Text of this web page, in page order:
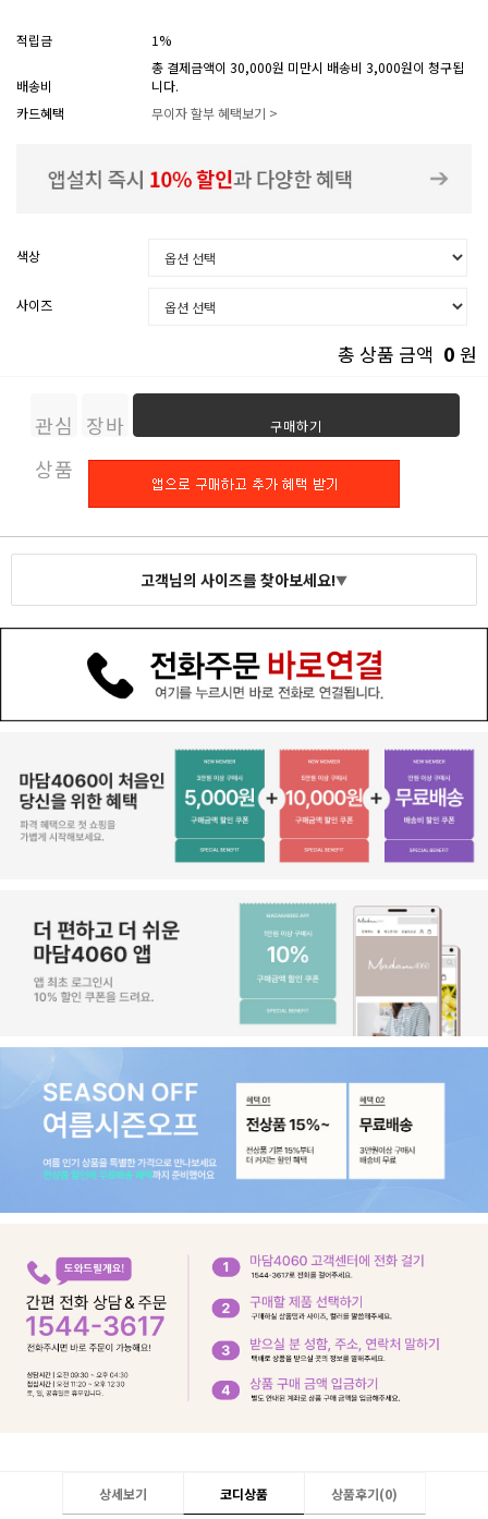
적립금 1%
배송비
총 결제금액이 30,000원 미만시 배송비 3,000원이 청구됩
니다.
카드혜택
무이자 할부 혜택보기 >
색상
사이즈
총 상품 금액 0 원
관심
상품
장바
구니
구매하기
고객님의 사이즈를 찾아보세요!▼
상세보기 코디상품 상품후기(0)